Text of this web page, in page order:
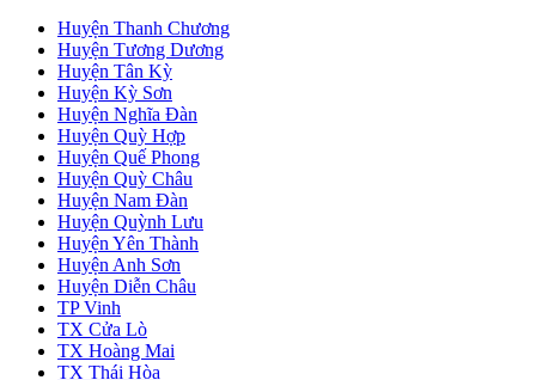
Huyện Thanh Chương
Huyện Tương Dương
Huyện Tân Kỳ
Huyện Kỳ Sơn
Huyện Nghĩa Đàn
Huyện Quỳ Hợp
Huyện Quế Phong
Huyện Quỳ Châu
Huyện Nam Đàn
Huyện Quỳnh Lưu
Huyện Yên Thành
Huyện Anh Sơn
Huyện Diễn Châu
TP Vinh
TX Cửa Lò
TX Hoàng Mai
TX Thái Hòa